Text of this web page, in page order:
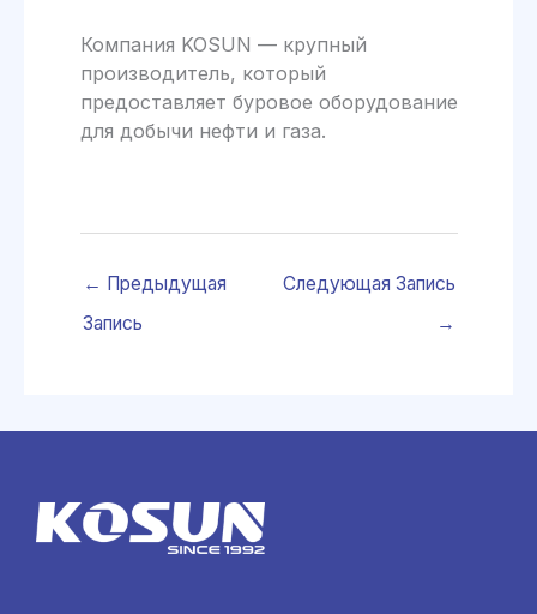
Компания KOSUN — крупный
производитель, который
предоставляет буровое оборудование
для добычи нефти и газа.
← Предыдущая
Запись
Следующая Запись
→